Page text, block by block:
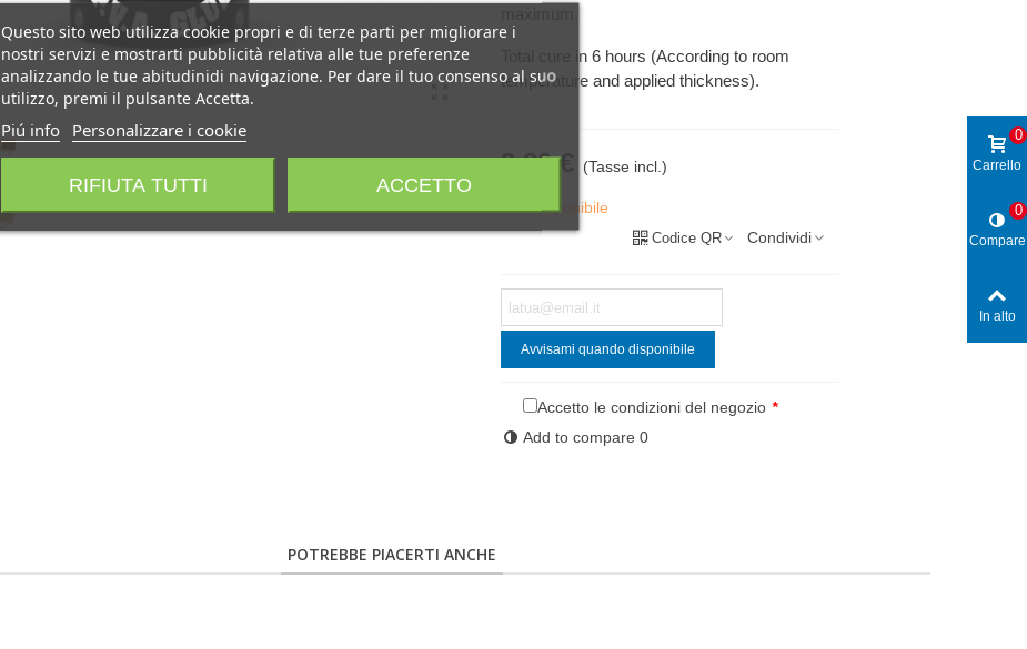
Total cure in 6 hours (According to room
temperature and applied thickness).
3,80 € (Tasse incl.)
Non disponibile
Codice QR Condividi
Avvisami quando disponibile
Accetto le condizioni del negozio *
Add to compare 0
POTREBBE PIACERTI ANCHE
Questo sito web utilizza cookie propri e di terze parti per migliorare i
nostri servizi e mostrarti pubblicità relativa alle tue preferenze
analizzando le tue abitudinidi navigazione. Per dare il tuo consenso al suo
utilizzo, premi il pulsante Accetta.
Piú info Personalizzare i cookie
RIFIUTA TUTTI ACCETTO
Carrello
0
Compare
0
In alto